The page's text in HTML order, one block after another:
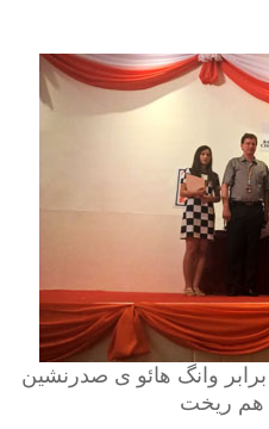
وانگ هائو ی صدرنشین
هم ریخت